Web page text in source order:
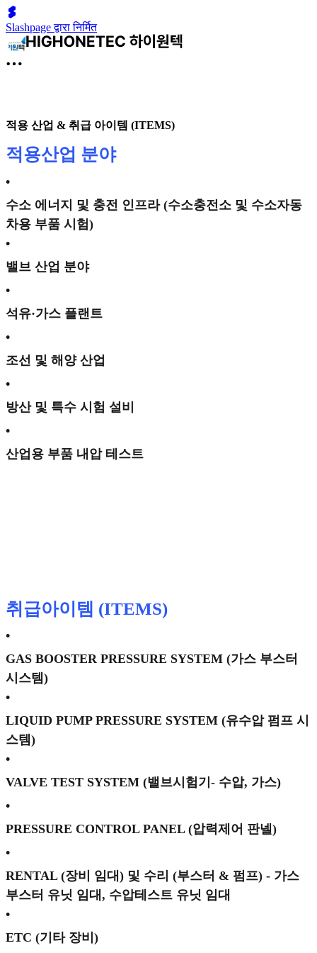
Slashpage द्वारा निर्मित
적용 산업 & 취급 아이템 (ITEMS)
적용산업 분야
•
수소 에너지 및 충전 인프라 (수소충전소 및 수소자동
차용 부품 시험)
•
밸브 산업 분야
•
석유·가스 플랜트
•
조선 및 해양 산업
•
방산 및 특수 시험 설비
•
산업용 부품 내압 테스트
취급아이템 (ITEMS)
•
GAS BOOSTER PRESSURE SYSTEM (가스 부스터
시스템)
•
LIQUID PUMP PRESSURE SYSTEM (유수압 펌프 시
스템)
•
VALVE TEST SYSTEM (밸브시험기- 수압, 가스)
•
PRESSURE CONTROL PANEL (압력제어 판넬)
•
RENTAL (장비 임대) 및 수리 (부스터 & 펌프) - 가스
부스터 유닛 임대, 수압테스트 유닛 임대
•
ETC (기타 장비)